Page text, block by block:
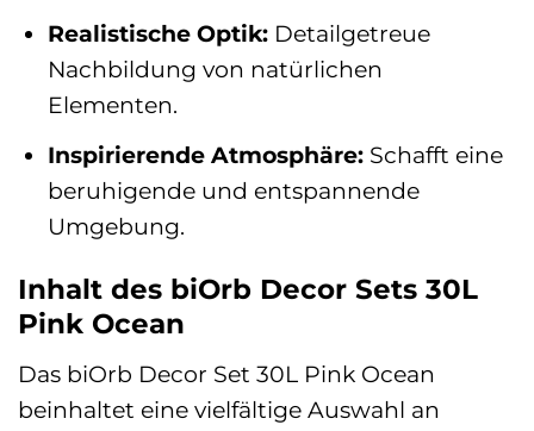
Realistische Optik:Detailgetreue
Nachbildung von natürlichen
Elementen.
Inspirierende Atmosphäre:Schafft eine
beruhigende und entspannende
Umgebung.
Inhalt des biOrb Decor Sets 30L
Pink Ocean
Das biOrb Decor Set 30L Pink Ocean
beinhaltet eine vielfältige Auswahl an